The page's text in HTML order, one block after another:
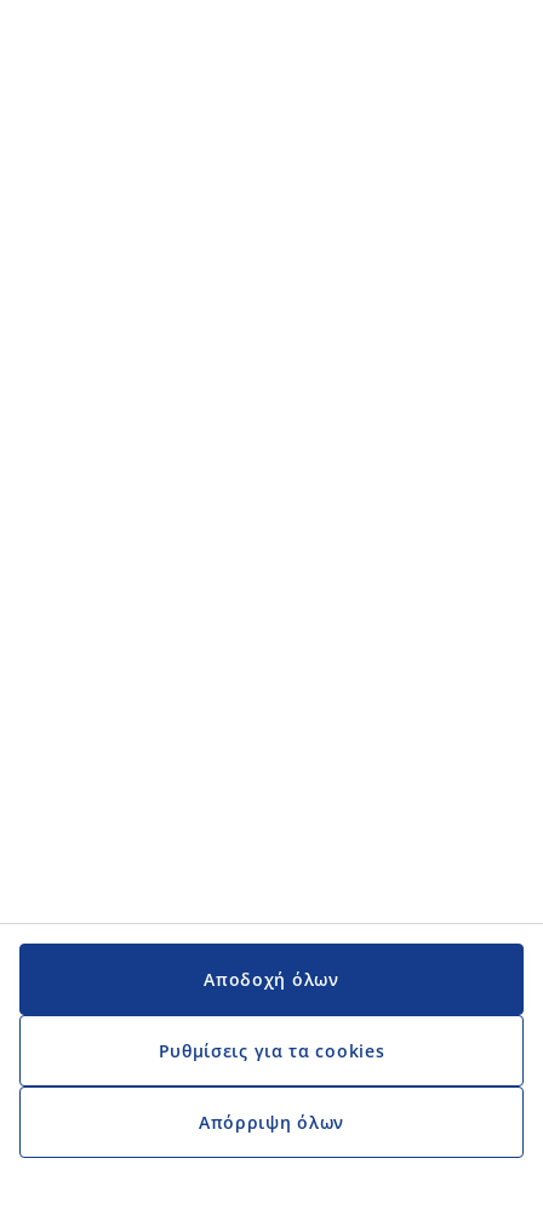
Αποδοχή όλων
Ρυθμίσεις για τα cookies
Απόρριψη όλων